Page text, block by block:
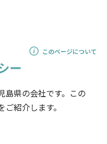
このページについて
ー
島県の会社です。この
紹介します。